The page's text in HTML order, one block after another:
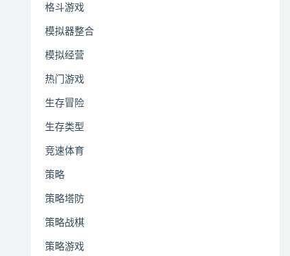
格斗游戏
模拟器整合
模拟经营
热门游戏
生存冒险
生存类型
竞速体育
策略
策略塔防
策略战棋
策略游戏